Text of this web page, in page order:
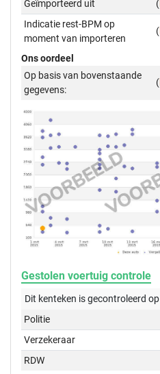
Geïmporteerd uit (
Indicatie rest-BPM op
moment van importeren
(
Ons oordeel
Op basis van bovenstaande
gegevens:
(
Gestolen voertuig controle
Dit kenteken is gecontroleerd op
Politie
Verzekeraar
RDW